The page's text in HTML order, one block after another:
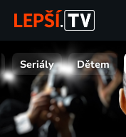
Seriály Dětem